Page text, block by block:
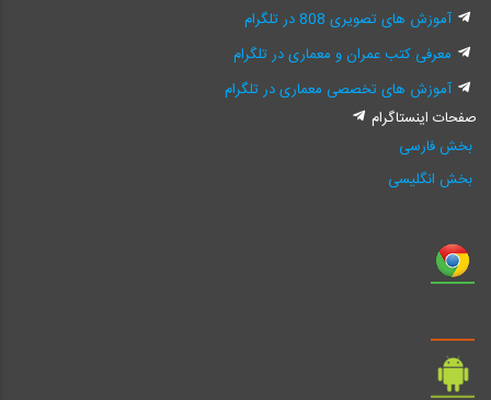
آموزش های تصویری 808 در تلگرام
معرفی کتب عمران و معماری در تلگرام
آموزش های تخصصی معماری در تلگرام
صفحات اینستاگرام
بخش فارسی
بخش انگلیسی